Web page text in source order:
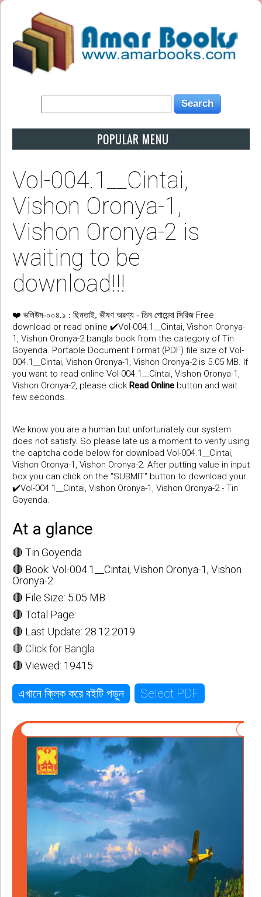
POPULAR MENU
Vol-004.1__Cintai,
Vishon Oronya-1,
Vishon Oronya-2 is
waiting to be
download!!!
❤️ ভলিউম-০০৪.১ : ছিনতাই, ভীষণ অরণ্য - তিন গোয়েন্দা সিরিজ Free
download or read online ✔️Vol-004.1__Cintai, Vishon Oronya-
1, Vishon Oronya-2 bangla book from the category of Tin
Goyenda. Portable Document Format (PDF) file size of Vol-
004.1__Cintai, Vishon Oronya-1, Vishon Oronya-2 is 5.05 MB. If
you want to read online Vol-004.1__Cintai, Vishon Oronya-1,
Vishon Oronya-2, please click Read Online button and wait
few seconds.
We know you are a human but unfortunately our system
does not satisfy. So please late us a moment to verify using
the captcha code below for download Vol-004.1__Cintai,
Vishon Oronya-1, Vishon Oronya-2. After putting value in input
box you can click on the "SUBMIT" button to download your
✔️Vol-004.1__Cintai, Vishon Oronya-1, Vishon Oronya-2 - Tin
Goyenda.
At a glance
🔴 Tin Goyenda
🔴 Book: Vol-004.1__Cintai, Vishon Oronya-1, Vishon
Oronya-2
🔴 File Size: 5.05 MB
🔴 Total Page:
🔴 Last Update: 28.12.2019
🔴 Click for Bangla
🔴 Viewed: 19415
এখানে ক্লিক করে বইটি পড়ুন Select PDF